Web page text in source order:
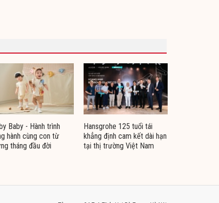
Baby - Hành trình
hành cùng con từ
tháng đầu đời
Hansgrohe 125 tuổi tái
khẳng định cam kết dài hạn
tại thị trường Việt Nam